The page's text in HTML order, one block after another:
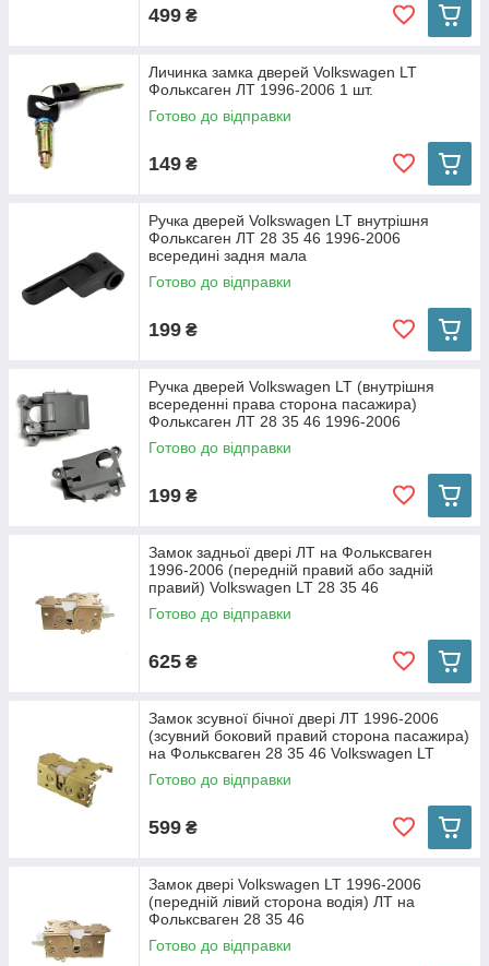
499 ₴
Личинка замка дверей Volkswagen LT
Фольксаген ЛТ 1996-2006 1 шт.
Готово до відправки
149 ₴
Ручка дверей Volkswagen LT внутрішня
Фольксаген ЛТ 28 35 46 1996-2006
всередині задня мала
Готово до відправки
199 ₴
Ручка дверей Volkswagen LT (внутрішня
всереденні права сторона пасажира)
Фольксаген ЛТ 28 35 46 1996-2006
Готово до відправки
199 ₴
Замок задньої двері ЛТ на Фольксваген
1996-2006 (передній правий або задній
правий) Volkswagen LT 28 35 46
Готово до відправки
625 ₴
Замок зсувної бічної двері ЛТ 1996-2006
(зсувний боковий правий сторона пасажира)
на Фольксваген 28 35 46 Volkswagen LT
Готово до відправки
599 ₴
Замок двері Volkswagen LT 1996-2006
(передній лівий сторона водія) ЛТ на
Фольксваген 28 35 46
Готово до відправки